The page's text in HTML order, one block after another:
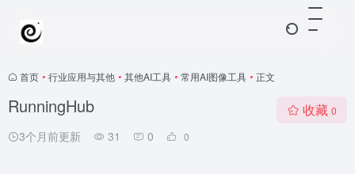
首页 • 行业应用与其他 • 其他AI工具 • 常用AI图像工具 • 正文
RunningHub
3个月前更新 31 0 0
收藏 0